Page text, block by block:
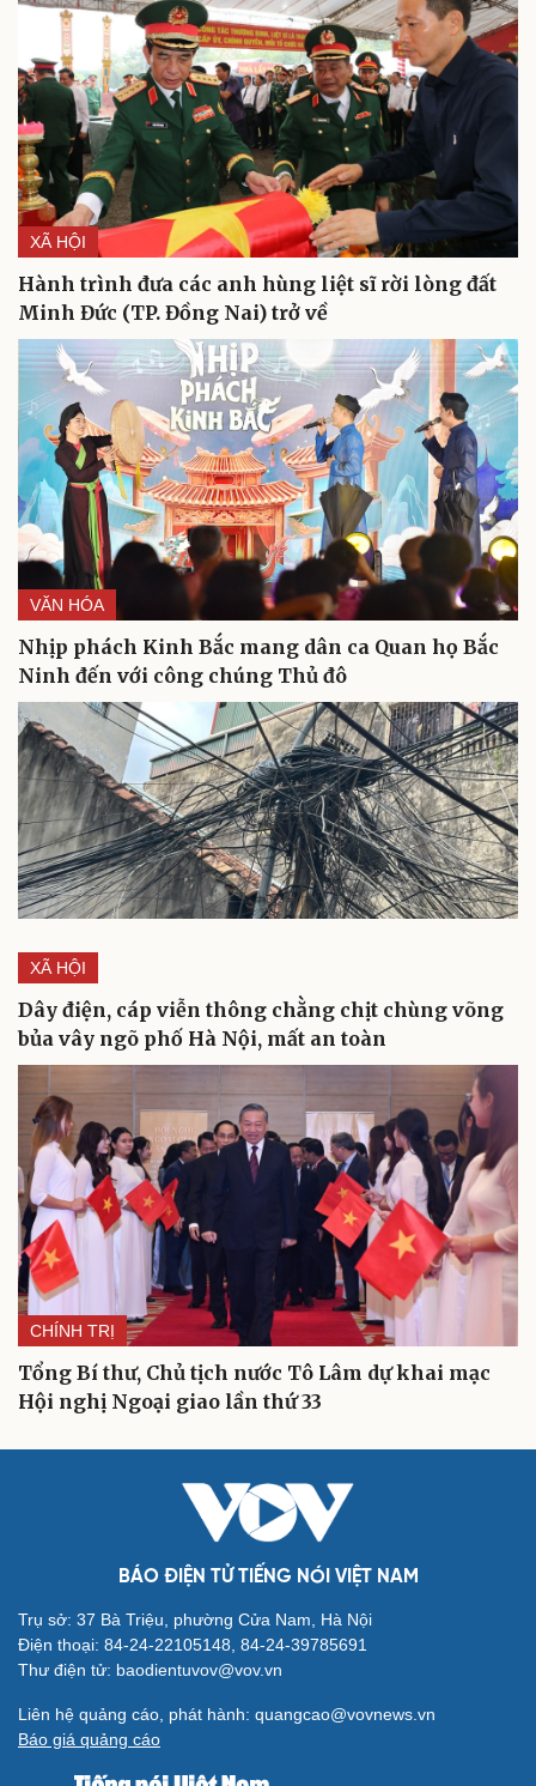
Du lịch
Tư vấn
Săn Tour
check-in
Podcast
Câu chuyện thời sự
Đọc truyện đêm khuya
Cửa sổ tình yêu
Kể chuyện cho bé
Hạt giống tâm hồn
Cải chính
XÃ HỘI
Hành trình đưa các anh hùng liệt sĩ rời lòng đất
Minh Đức (TP. Đồng Nai) trở về
VĂN HÓA
Nhịp phách Kinh Bắc mang dân ca Quan họ Bắc
Ninh đến với công chúng Thủ đô
XÃ HỘI
Dây điện, cáp viễn thông chằng chịt chùng võng
bủa vây ngõ phố Hà Nội, mất an toàn
CHÍNH TRỊ
Tổng Bí thư, Chủ tịch nước Tô Lâm dự khai mạc
Hội nghị Ngoại giao lần thứ 33
BÁO ĐIỆN TỬ TIẾNG NÓI VIỆT NAM
Trụ sở: 37 Bà Triệu, phường Cửa Nam, Hà Nội
Điện thoại: 84-24-22105148, 84-24-39785691
Thư điện tử: baodientuvov@vov.vn
Liên hệ quảng cáo, phát hành: quangcao@vovnews.vn
Báo giá quảng cáo